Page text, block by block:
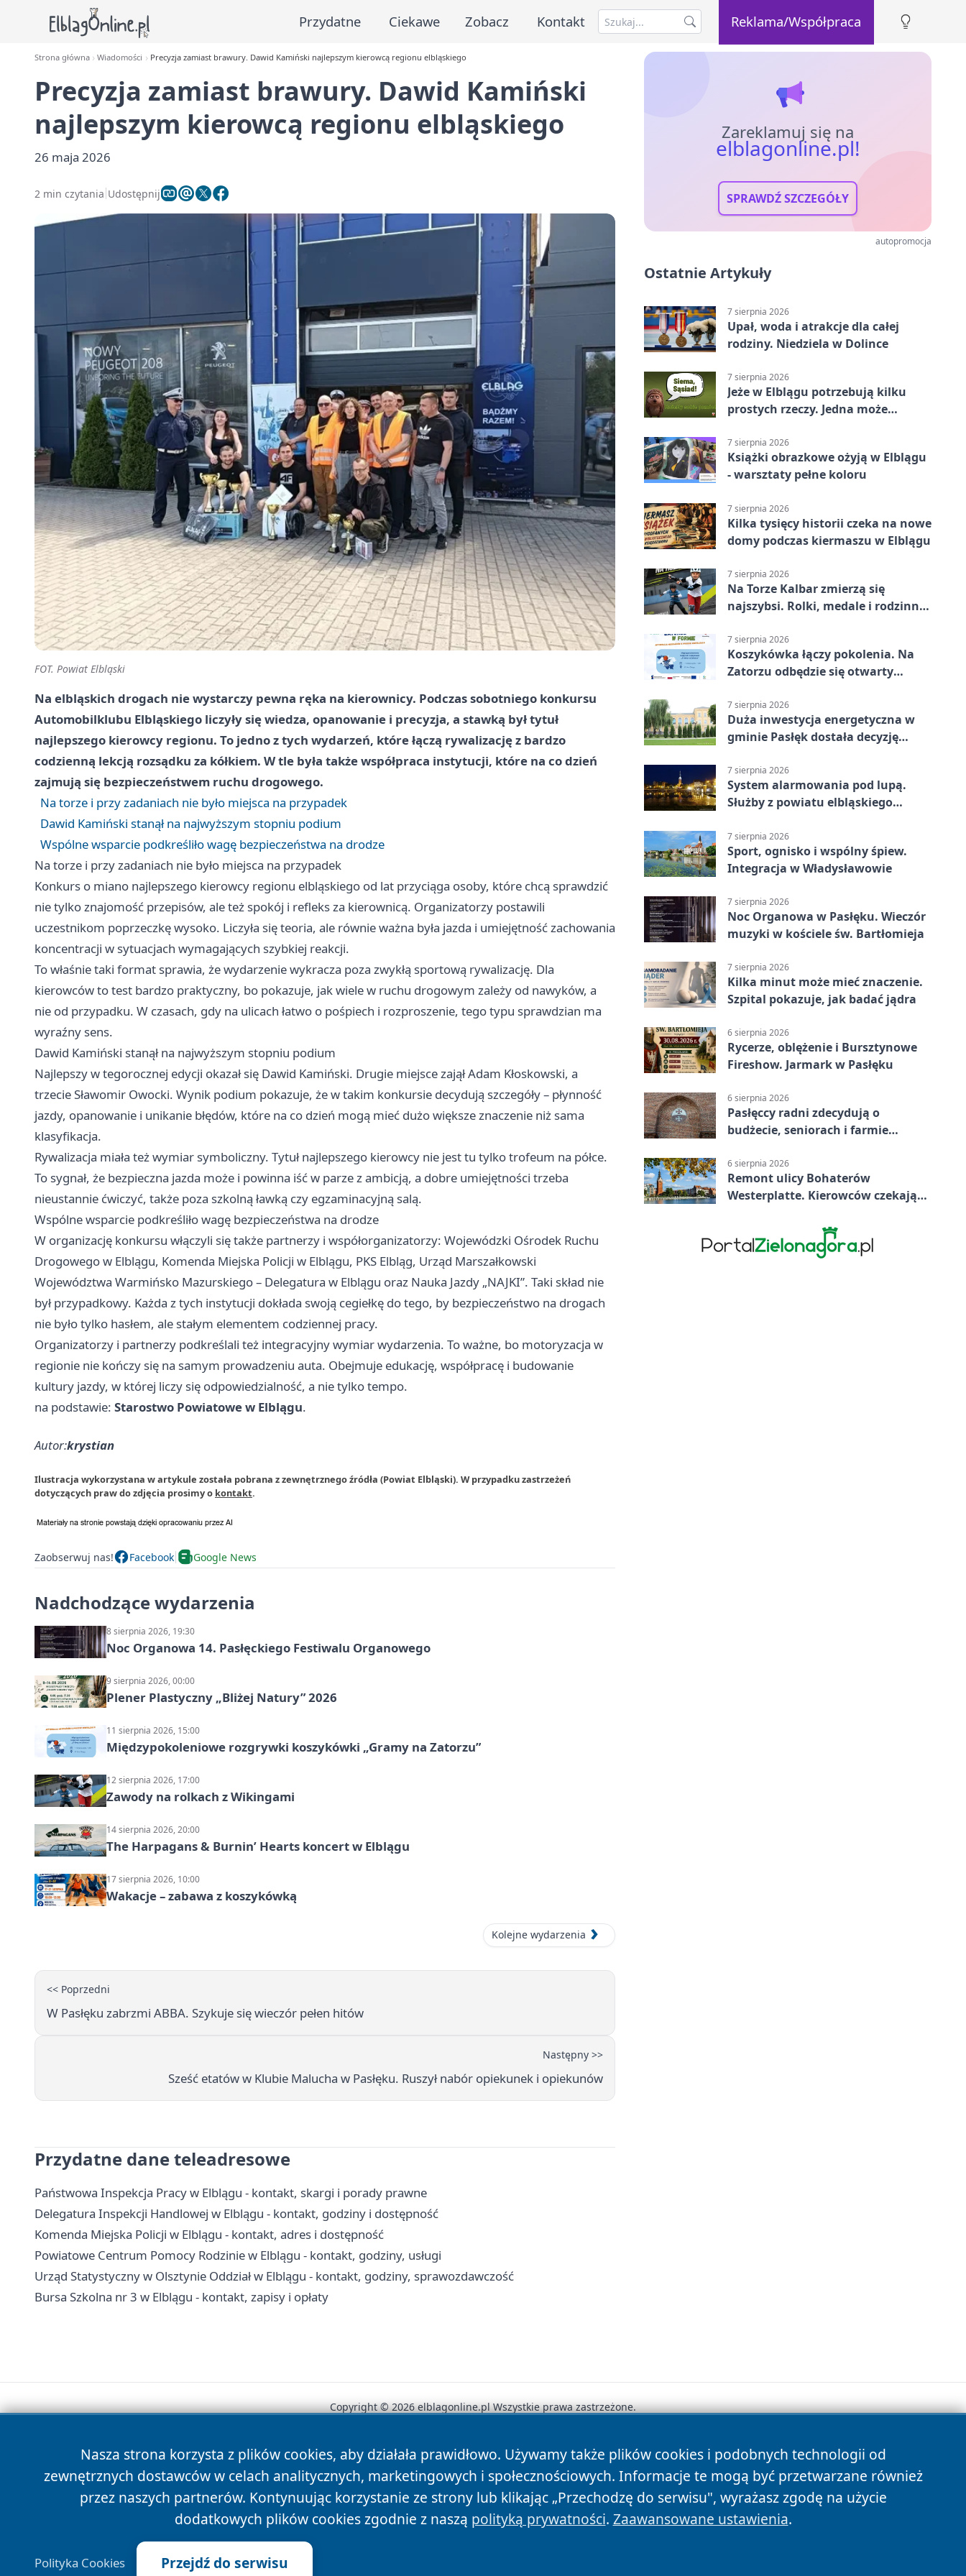
Przydatne Ciekawe Zobacz Kontakt Reklama/Współpraca
Strona główna Wiadomości Precyzja zamiast brawury. Dawid Kamiński najlepszym kierowcą regionu elbląskiego
Precyzja zamiast brawury. Dawid Kamiński
najlepszym kierowcą regionu elbląskiego
26 maja 2026
2 min czytania Udostępnij
FOT. Powiat Elbląski
Na elbląskich drogach nie wystarczy pewna ręka na kierownicy. Podczas sobotniego konkursu
Automobilklubu Elbląskiego liczyły się wiedza, opanowanie i precyzja, a stawką był tytuł
najlepszego kierowcy regionu. To jedno z tych wydarzeń, które łączą rywalizację z bardzo
codzienną lekcją rozsądku za kółkiem. W tle była także współpraca instytucji, które na co dzień
zajmują się bezpieczeństwem ruchu drogowego.
Na torze i przy zadaniach nie było miejsca na przypadek
Dawid Kamiński stanął na najwyższym stopniu podium
Wspólne wsparcie podkreśliło wagę bezpieczeństwa na drodze
Na torze i przy zadaniach nie było miejsca na przypadek
Konkurs o miano najlepszego kierowcy regionu elbląskiego od lat przyciąga osoby, które chcą sprawdzić
nie tylko znajomość przepisów, ale też spokój i refleks za kierownicą. Organizatorzy postawili
uczestnikom poprzeczkę wysoko. Liczyła się teoria, ale równie ważna była jazda i umiejętność zachowania
koncentracji w sytuacjach wymagających szybkiej reakcji.
To właśnie taki format sprawia, że wydarzenie wykracza poza zwykłą sportową rywalizację. Dla
kierowców to test bardzo praktyczny, bo pokazuje, jak wiele w ruchu drogowym zależy od nawyków, a
nie od przypadku. W czasach, gdy na ulicach łatwo o pośpiech i rozproszenie, tego typu sprawdzian ma
wyraźny sens.
Dawid Kamiński stanął na najwyższym stopniu podium
Najlepszy w tegorocznej edycji okazał się Dawid Kamiński. Drugie miejsce zajął Adam Kłoskowski, a
trzecie Sławomir Owocki. Wynik podium pokazuje, że w takim konkursie decydują szczegóły – płynność
jazdy, opanowanie i unikanie błędów, które na co dzień mogą mieć dużo większe znaczenie niż sama
klasyfikacja.
Rywalizacja miała też wymiar symboliczny. Tytuł najlepszego kierowcy nie jest tu tylko trofeum na półce.
To sygnał, że bezpieczna jazda może i powinna iść w parze z ambicją, a dobre umiejętności trzeba
nieustannie ćwiczyć, także poza szkolną ławką czy egzaminacyjną salą.
Wspólne wsparcie podkreśliło wagę bezpieczeństwa na drodze
W organizację konkursu włączyli się także partnerzy i współorganizatorzy: Wojewódzki Ośrodek Ruchu
Drogowego w Elblągu, Komenda Miejska Policji w Elblągu, PKS Elbląg, Urząd Marszałkowski
Województwa Warmińsko Mazurskiego – Delegatura w Elblągu oraz Nauka Jazdy „NAJKI”. Taki skład nie
był przypadkowy. Każda z tych instytucji dokłada swoją cegiełkę do tego, by bezpieczeństwo na drogach
nie było tylko hasłem, ale stałym elementem codziennej pracy.
Organizatorzy i partnerzy podkreślali też integracyjny wymiar wydarzenia. To ważne, bo motoryzacja w
regionie nie kończy się na samym prowadzeniu auta. Obejmuje edukację, współpracę i budowanie
kultury jazdy, w której liczy się odpowiedzialność, a nie tylko tempo.
na podstawie: Starostwo Powiatowe w Elblągu.
Autor:krystian
Ilustracja wykorzystana w artykule została pobrana z zewnętrznego źródła (Powiat Elbląski). W przypadku zastrzeżeń
dotyczących praw do zdjęcia prosimy o kontakt.
Zaobserwuj nas! Facebook Google News
Nadchodzące wydarzenia
8 sierpnia 2026, 19:30
Noc Organowa 14. Pasłęckiego Festiwalu Organowego
9 sierpnia 2026, 00:00
Plener Plastyczny „Bliżej Natury” 2026
11 sierpnia 2026, 15:00
Międzypokoleniowe rozgrywki koszykówki „Gramy na Zatorzu”
12 sierpnia 2026, 17:00
Zawody na rolkach z Wikingami
14 sierpnia 2026, 20:00
The Harpagans & Burnin’ Hearts koncert w Elblągu
17 sierpnia 2026, 10:00
Wakacje – zabawa z koszykówką
Kolejne wydarzenia
<< Poprzedni
W Pasłęku zabrzmi ABBA. Szykuje się wieczór pełen hitów
Następny >>
Sześć etatów w Klubie Malucha w Pasłęku. Ruszył nabór opiekunek i opiekunów
Przydatne dane teleadresowe
Państwowa Inspekcja Pracy w Elblągu - kontakt, skargi i porady prawne
Delegatura Inspekcji Handlowej w Elblągu - kontakt, godziny i dostępność
Komenda Miejska Policji w Elblągu - kontakt, adres i dostępność
Powiatowe Centrum Pomocy Rodzinie w Elblągu - kontakt, godziny, usługi
Urząd Statystyczny w Olsztynie Oddział w Elblągu - kontakt, godziny, sprawozdawczość
Bursa Szkolna nr 3 w Elblągu - kontakt, zapisy i opłaty
Zareklamuj się na
elblagonline.pl!
SPRAWDŹ SZCZEGÓŁY
autopromocja
Ostatnie Artykuły
7 sierpnia 2026
Upał, woda i atrakcje dla całej
rodziny. Niedziela w Dolince
7 sierpnia 2026
Jeże w Elblągu potrzebują kilku
prostych rzeczy. Jedna może
7 sierpnia 2026
Książki obrazkowe ożyją w Elblągu
- warsztaty pełne koloru
7 sierpnia 2026
Kilka tysięcy historii czeka na nowe
domy podczas kiermaszu w Elblągu
7 sierpnia 2026
Na Torze Kalbar zmierzą się
najszybsi. Rolki, medale i rodzinna
7 sierpnia 2026
Koszykówka łączy pokolenia. Na
Zatorzu odbędzie się otwarty
7 sierpnia 2026
Duża inwestycja energetyczna w
gminie Pasłęk dostała decyzję
7 sierpnia 2026
System alarmowania pod lupą.
Służby z powiatu elbląskiego
7 sierpnia 2026
Sport, ognisko i wspólny śpiew.
Integracja w Władysławowie
7 sierpnia 2026
Noc Organowa w Pasłęku. Wieczór
muzyki w kościele św. Bartłomieja
7 sierpnia 2026
Kilka minut może mieć znaczenie.
Szpital pokazuje, jak badać jądra
6 sierpnia 2026
Rycerze, oblężenie i Bursztynowe
Fireshow. Jarmark w Pasłęku
6 sierpnia 2026
Pasłęccy radni zdecydują o
budżecie, seniorach i farmie
6 sierpnia 2026
Remont ulicy Bohaterów
Westerplatte. Kierowców czekają
Nasza strona korzysta z plików cookies, aby działała prawidłowo. Używamy także plików cookies i podobnych technologii od
zewnętrznych dostawców w celach analitycznych, marketingowych i społecznościowych. Informacje te mogą być przetwarzane również
przez naszych partnerów. Kontynuując korzystanie ze strony lub klikając „Przechodzę do serwisu", wyrażasz zgodę na użycie
dodatkowych plików cookies zgodnie z naszą polityką prywatności. Zaawansowane ustawienia.
Polityka Cookies Przejdź do serwisu
Copyright © 2026 elblagonline.pl Wszystkie prawa zastrzeżone.
News Autorzy Polityka Prywatności Polityka Cookies